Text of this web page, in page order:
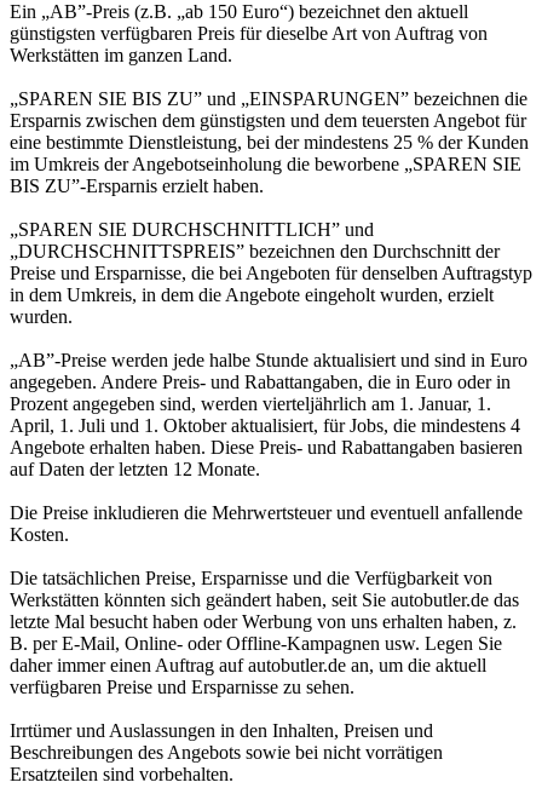
Ein „AB”-Preis (z.B. „ab 150 Euro“) bezeichnet den aktuell
günstigsten verfügbaren Preis für dieselbe Art von Auftrag von
Werkstätten im ganzen Land.
„SPAREN SIE BIS ZU” und „EINSPARUNGEN” bezeichnen die
Ersparnis zwischen dem günstigsten und dem teuersten Angebot für
eine bestimmte Dienstleistung, bei der mindestens 25 % der Kunden
im Umkreis der Angebotseinholung die beworbene „SPAREN SIE
BIS ZU”-Ersparnis erzielt haben.
„SPAREN SIE DURCHSCHNITTLICH” und
„DURCHSCHNITTSPREIS” bezeichnen den Durchschnitt der
Preise und Ersparnisse, die bei Angeboten für denselben Auftragstyp
in dem Umkreis, in dem die Angebote eingeholt wurden, erzielt
wurden.
„AB”-Preise werden jede halbe Stunde aktualisiert und sind in Euro
angegeben. Andere Preis- und Rabattangaben, die in Euro oder in
Prozent angegeben sind, werden vierteljährlich am 1. Januar, 1.
April, 1. Juli und 1. Oktober aktualisiert, für Jobs, die mindestens 4
Angebote erhalten haben. Diese Preis- und Rabattangaben basieren
auf Daten der letzten 12 Monate.
Die Preise inkludieren die Mehrwertsteuer und eventuell anfallende
Kosten.
Die tatsächlichen Preise, Ersparnisse und die Verfügbarkeit von
Werkstätten könnten sich geändert haben, seit Sie autobutler.de das
letzte Mal besucht haben oder Werbung von uns erhalten haben, z.
B. per E-Mail, Online- oder Offline-Kampagnen usw. Legen Sie
daher immer einen Auftrag auf autobutler.de an, um die aktuell
verfügbaren Preise und Ersparnisse zu sehen.
Irrtümer und Auslassungen in den Inhalten, Preisen und
Beschreibungen des Angebots sowie bei nicht vorrätigen
Ersatzteilen sind vorbehalten.